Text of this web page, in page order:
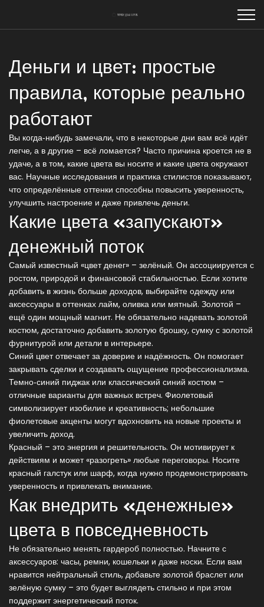
Деньги и цвет: простые
правила, которые реально
работают
Вы когда‑нибудь замечали, что в некоторые дни вам всё идёт
легче, а в другие – всё ломается? Часто причина кроется не в
удаче, а в том, какие цвета вы носите и какие цвета окружают
вас. Научные исследования и практика стилистов показывают,
что определённые оттенки способны повысить уверенность,
улучшить настроение и даже привлечь деньги.
Какие цвета «запускают»
денежный поток
Самый известный «цвет денег» – зелёный. Он ассоциируется с
ростом, природой и финансовой стабильностью. Если хотите
добавить в жизнь больше доходов, выбирайте одежду или
аксессуары в оттенках лайм, оливка или мятный. Золотой –
ещё один мощный магнит. Не обязательно надевать золотой
костюм, достаточно добавить золотую брошку, сумку с золотой
фурнитурой или детали в интерьере.
Синий цвет отвечает за доверие и надёжность. Он помогает
закрывать сделки и создавать ощущение профессионализма.
Темно‑синий пиджак или классический синий костюм –
отличные варианты для важных встреч. Фиолетовый
символизирует изобилие и креативность; небольшие
фиолетовые акценты могут вдохновить на новые проекты и
увеличить доход.
Красный – это энергия и решительность. Он мотивирует к
действиям и может «разогреть» любые переговоры. Носите
красный галстук или шарф, когда нужно продемонстрировать
уверенность и привлекать внимание.
Как внедрить «денежные»
цвета в повседневность
Не обязательно менять гардероб полностью. Начните с
аксессуаров: часы, ремни, кошельки и даже носки. Если вам
нравится нейтральный стиль, добавьте золотой браслет или
зелёную сумку – это будет выглядеть стильно и при этом
поддержит энергетический поток.